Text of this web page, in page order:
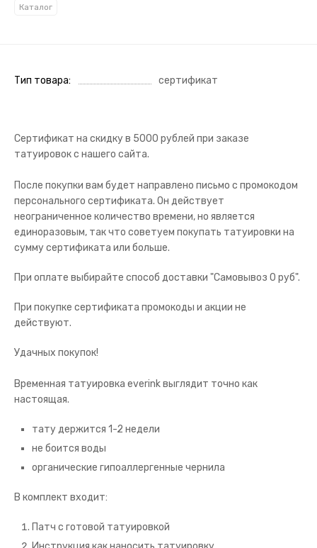
Каталог
Тип товара сертификат
Сертификат на скидку в 5000 рублей при заказе
татуировок с нашего сайта.
После покупки вам будет направлено письмо с промокодом
персонального сертификата. Он действует
неограниченное количество времени, но является
единоразовым, так что советуем покупать татуировки на
сумму сертификата или больше.
При оплате выбирайте способ доставки "Самовывоз 0 руб".
При покупке сертификата промокоды и акции не
действуют.
Удачных покупок!
Временная татуировка everink выглядит точно как
настоящая.
тату держится 1-2 недели
не боится воды
органические гипоаллергенные чернила
В комплект входит:
Патч с готовой татуировкой